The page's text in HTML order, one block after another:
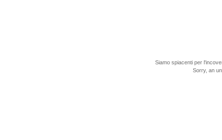
Siamo spiacenti per
Sorry, an